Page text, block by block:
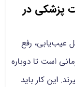
پزشکی در
عیب‌یابی، رفع
است تا دوباره
این کار باید